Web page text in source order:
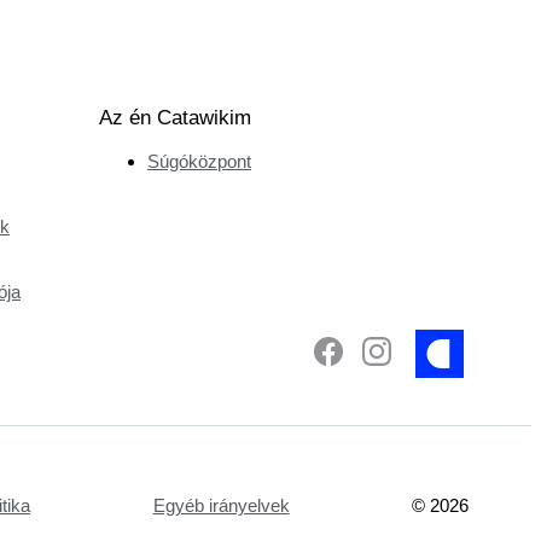
Az én Catawikim
Súgóközpont
Egyéb irányelvek © 2026